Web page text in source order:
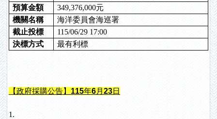
預算金額
349,376,000元
機關名稱
海洋委員會海巡署
截止投標
115/06/29 17:00
決標方式
最有利標
【政府採購公告】115年6月23日
1.